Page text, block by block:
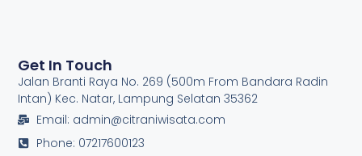
Get In Touch
Jalan Branti Raya No. 269 (500m From Bandara Radin
Intan) Kec. Natar, Lampung Selatan 35362
Email: admin@citraniwisata.com
Phone: 07217600123